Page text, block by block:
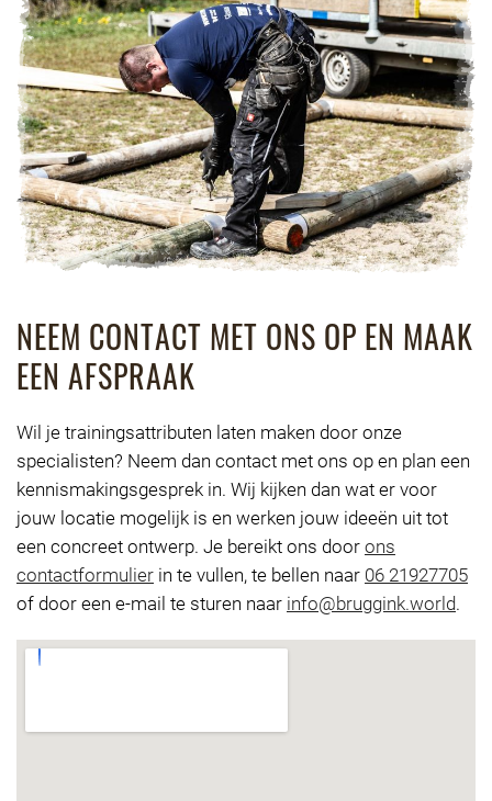
NEEM CONTACT MET ONS OP EN MAAK
EEN AFSPRAAK
Wil je trainingsattributen laten maken door onze
specialisten? Neem dan contact met ons op en plan een
kennismakingsgesprek in. Wij kijken dan wat er voor
jouw locatie mogelijk is en werken jouw ideeën uit tot
een concreet ontwerp. Je bereikt ons door ons
contactformulier in te vullen, te bellen naar 06 21927705
of door een e-mail te sturen naar info@bruggink.world.